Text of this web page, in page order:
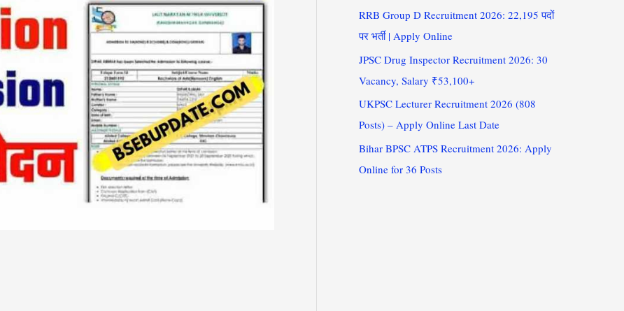
RRB Group D Recruitment 2026: 22,195 पदों
पर भर्ती | Apply Online
JPSC Drug Inspector Recruitment 2026: 30
Vacancy, Salary ₹53,100+
UKPSC Lecturer Recruitment 2026 (808
Posts) – Apply Online Last Date
Bihar BPSC ATPS Recruitment 2026: Apply
Online for 36 Posts